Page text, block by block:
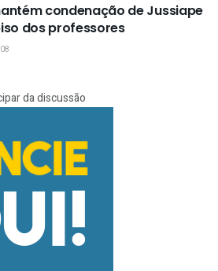
condenação de Jussiape
dos professores
da discussão